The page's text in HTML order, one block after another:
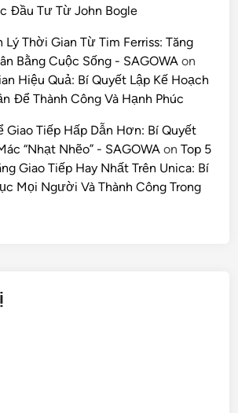
Đầu Tư Từ John Bogle
Lý Thời Gian Từ Tim Ferriss: Tăng
Bằng Cuộc Sống - SAGOWA on
Hiệu Quả: Bí Quyết Lập Kế Hoạch
Để Thành Công Và Hạnh Phúc
Giao Tiếp Hấp Dẫn Hơn: Bí Quyết
“Nhạt Nhẽo” - SAGOWA onTop 5
Giao Tiếp Hay Nhất Trên Unica: Bí
Mọi Người Và Thành Công Trong